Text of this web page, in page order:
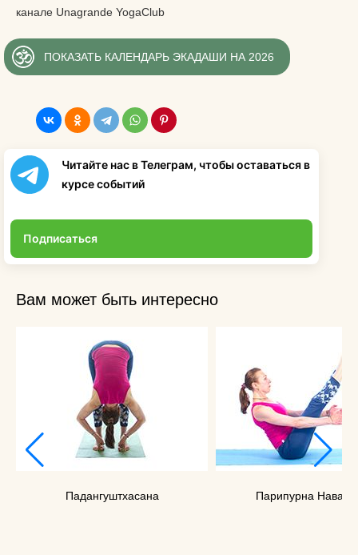
канале Unagrande YogaClub
ПОКАЗАТЬ КАЛЕНДАРЬ ЭКАДАШИ НА 2026
Читайте нас в Телеграм, чтобы оставаться в
курсе событий
Подписаться
Вам может быть интересно
Падангуштхасана Парипурна